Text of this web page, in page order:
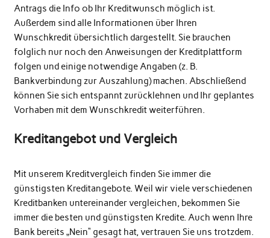
Antrags die Info ob Ihr Kreditwunsch möglich ist.
Außerdem sind alle Informationen über Ihren
Wunschkredit übersichtlich dargestellt. Sie brauchen
folglich nur noch den Anweisungen der Kreditplattform
folgen und einige notwendige Angaben (z. B.
Bankverbindung zur Auszahlung) machen. Abschließend
können Sie sich entspannt zurücklehnen und Ihr geplantes
Vorhaben mit dem Wunschkredit weiterführen.
Kreditangebot und Vergleich
Mit unserem Kreditvergleich finden Sie immer die
günstigsten Kreditangebote. Weil wir viele verschiedenen
Kreditbanken untereinander vergleichen, bekommen Sie
immer die besten und günstigsten Kredite. Auch wenn Ihre
Bank bereits „Nein“ gesagt hat, vertrauen Sie uns trotzdem.